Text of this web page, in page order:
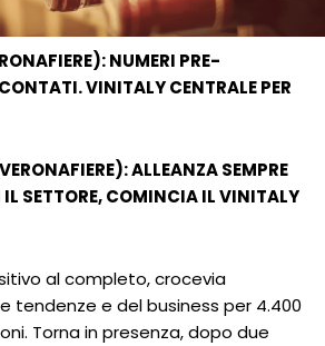
NUMERI PRE-
VINITALY CENTRALE PER
ALLEANZA SEMPRE
SETTORE, COMINCIA IL VINITALY
al completo, crocevia
tendenze e del business per 4.400
Torna in presenza, dopo due